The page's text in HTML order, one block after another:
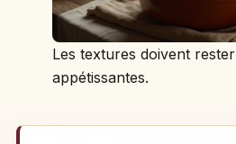
Les textures doivent
appétissantes.